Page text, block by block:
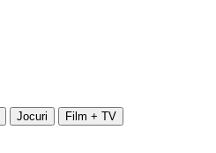
Jocuri Film + TV